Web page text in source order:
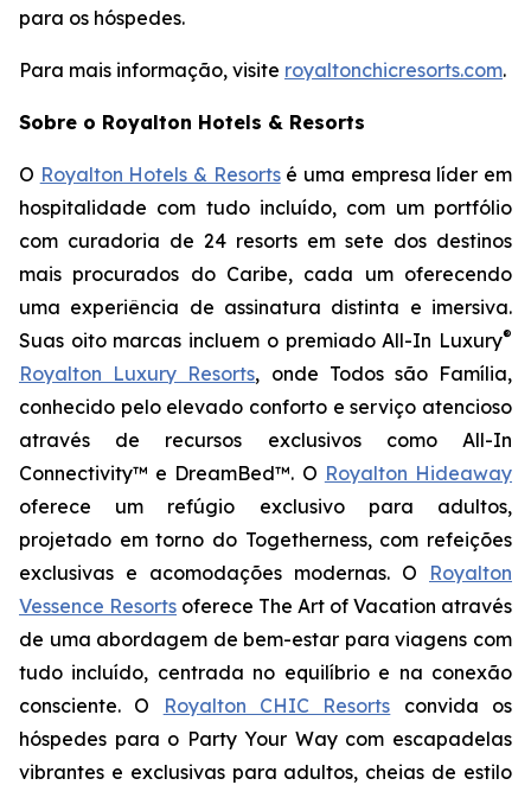
para os hóspedes.
Para mais informação, visite royaltonchicresorts.com.
Sobre o Royalton Hotels & Resorts
O Royalton Hotels & Resortsé uma empresa líder em
hospitalidade com tudo incluído, com um portfólio
com curadoria de 24 resorts em sete dos destinos
mais procurados do Caribe, cada um oferecendo
uma experiência de assinatura distinta e imersiva.
Suas oito marcas incluem o premiado All-In Luxury®
Royalton Luxury Resorts, onde Todos são Família,
conhecido pelo elevado conforto e serviço atencioso
através de recursos exclusivos como All-In
Connectivity™ e DreamBed™. O Royalton Hideaway
oferece um refúgio exclusivo para adultos,
projetado em torno do Togetherness, com refeições
exclusivas e acomodações modernas. O Royalton
Vessence Resorts oferece The Art of Vacation através
de uma abordagem de bem-estar para viagens com
tudo incluído, centrada no equilíbrio e na conexão
consciente. O
Royalton CHIC Resorts convida os
hóspedes para o Party Your Waycom escapadelas
vibrantes e exclusivas para adultos, cheias de estilo